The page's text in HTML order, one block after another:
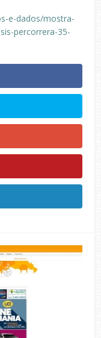
e-dados/mostra-
percorrera-35-